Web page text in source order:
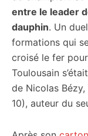
entre le leader
dauphin. Un
formations qui
croisé le fer
Toulousain
de Nicolas
10), auteur du